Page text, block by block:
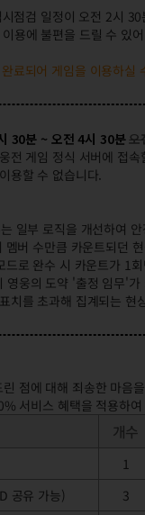
점검 일정이 오전 2시
용에 불편을 드릴 수 있
료되어 게임을 이용하실
30분 ~ 오전 4시 30분 오
전 게임 정식 서버에 접
용할 수 없습니다.
일부 로직을 개선하여
버 수만큼 카운트되던
로 완수 시 카운트가 1
영웅의 도약 '출정 임무'
치를 초과해 집계되는 현
점에 대해 죄송한 마음
서비스 혜택을 적용하
개수
1
공유 가능)
3